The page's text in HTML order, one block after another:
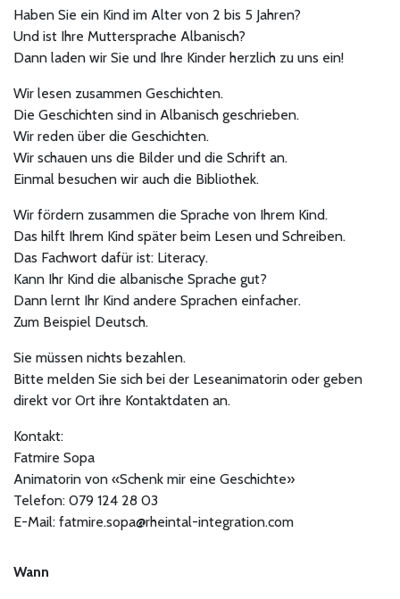
Haben Sie ein Kind im Alter von 2 bis 5 Jahren?
Und ist Ihre Muttersprache Albanisch?
Dann laden wir Sie und Ihre Kinder herzlich zu uns ein!
Wir lesen zusammen Geschichten.
Die Geschichten sind in Albanisch geschrieben.
Wir reden über die Geschichten.
Wir schauen uns die Bilder und die Schrift an.
Einmal besuchen wir auch die Bibliothek.
Wir fördern zusammen die Sprache von Ihrem Kind.
Das hilft Ihrem Kind später beim Lesen und Schreiben.
Das Fachwort dafür ist: Literacy.
Kann Ihr Kind die albanische Sprache gut?
Dann lernt Ihr Kind andere Sprachen einfacher.
Zum Beispiel Deutsch.
Sie müssen nichts bezahlen.
Bitte melden Sie sich bei der Leseanimatorin oder geben
direkt vor Ort ihre Kontaktdaten an.
Kontakt:
Fatmire Sopa
Animatorin von «Schenk mir eine Geschichte»
Telefon: 079 124 28 03
E-Mail: fatmire.sopa@rheintal-integration.com
Wann